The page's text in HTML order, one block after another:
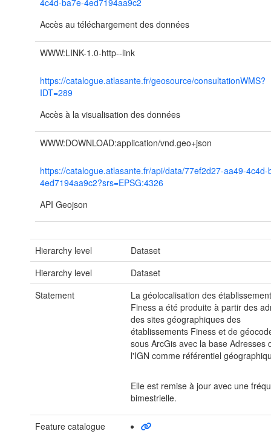
4c4d-ba7e-4ed7194aa9c2
Accès au téléchargement des données
WWW:LINK-1.0-http--link
https://catalogue.atlasante.fr/geosource/consultationWMS?
IDT=289
Accès à la visualisation des données
WWW:DOWNLOAD:application/vnd.geo+json
https://catalogue.atlasante.fr/api/data/77ef2d27-aa49-4c4d-
4ed7194aa9c2?srs=EPSG:4326
API Geojson
Hierarchy level
Dataset
Hierarchy level
Dataset
Statement
La géolocalisation des
Finess a été produite à partir des
des sites géographiques des
établissements Finess et de
sous ArcGis avec la base Adresses
l'IGN comme référentiel
Elle est remise à jour avec une
bimestrielle.
Feature catalogue